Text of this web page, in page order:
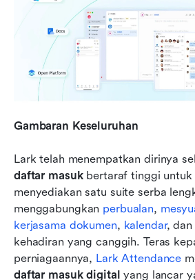
Gambaran Keseluruhan
Lark telah menempatkan dirinya
daftar masuk bertaraf tinggi untuk
menyediakan satu suite serba
menggabungkan perbualan,
kerjasama dokumen, kalendar, dan
kehadiran yang canggih. Teras
perniagaannya, Lark Attendance
daftar masuk digital yang lancar